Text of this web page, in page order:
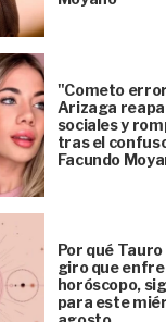
"Cometo
Arizaga
sociales y
tras el
Facundo
Por qué
giro que
horóscopo,
para este